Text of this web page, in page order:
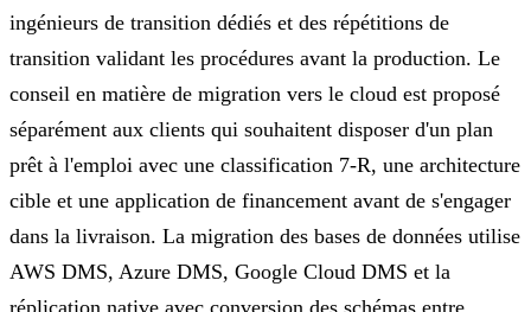
ingénieurs de transition dédiés et des répétitions de
transition validant les procédures avant la production. Le
conseil en matière de migration vers le cloud est proposé
séparément aux clients qui souhaitent disposer d'un plan
prêt à l'emploi avec une classification 7-R, une architecture
cible et une application de financement avant de s'engager
dans la livraison. La migration des bases de données utilise
AWS DMS, Azure DMS, Google Cloud DMS et la
réplication native avec conversion des schémas entre